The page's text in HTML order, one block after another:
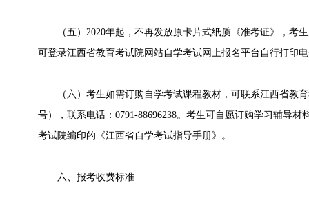
（五）2020年起，不再发放原卡片式纸质《准考证》，考
可登录江西省教育考试院网站自学考试网上报名平台自行打印
（六）考生如需订购自学考试课程教材，可联系江西省教育
号），联系电话：0791-88696238。考生可自愿订购学习辅导
考试院编印的《江西省自学考试指导手册》。
六、报考收费标准